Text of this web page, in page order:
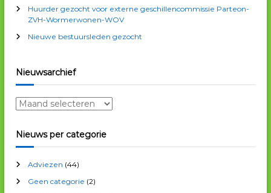
g
a
t
i
:
Huurder gezocht voor externe geschillencommissie Parteon-
ZVH-Wormerwonen-WOV
Nieuwe bestuursleden gezocht
Nieuwsarchief
N
e
u
s
a
Nieuws per categorie
Adviezen (44)
Geen categorie (2)